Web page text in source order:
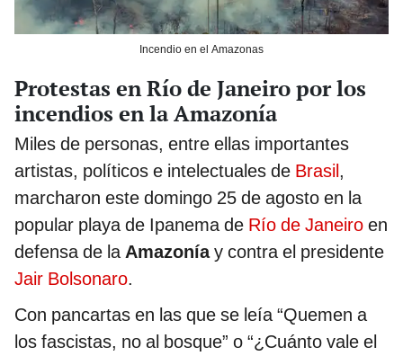
Incendio en el Amazonas
Protestas en Río de Janeiro por los
incendios en la Amazonía
Miles de personas, entre ellas importantes
artistas, políticos e intelectuales de Brasil,
marcharon este domingo 25 de agosto en la
popular playa de Ipanema de Río de Janeiro en
defensa de la Amazoníay contra el presidente
Jair Bolsonaro.
Con pancartas en las que se leía “Quemen a
los fascistas, no al bosque” o “¿Cuánto vale el